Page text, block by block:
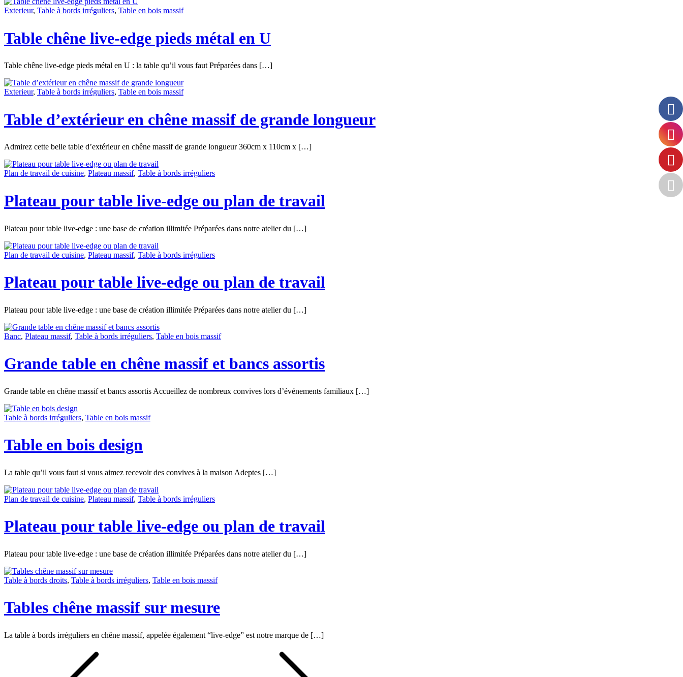
Exterieur, Table à bords irréguliers, Table en bois massif
Table chêne live-edge pieds métal en U
Table chêne live-edge pieds métal en U : la table qu’il vous faut Préparées dans […]
Exterieur, Table à bords irréguliers, Table en bois massif
Table d’extérieur en chêne massif de grande longueur
Admirez cette belle table d’extérieur en chêne massif de grande longueur 360cm x 110cm x […]
Plan de travail de cuisine, Plateau massif, Table à bords irréguliers
Plateau pour table live-edge ou plan de travail
Plateau pour table live-edge : une base de création illimitée Préparées dans notre atelier du […]
Plan de travail de cuisine, Plateau massif, Table à bords irréguliers
Plateau pour table live-edge ou plan de travail
Plateau pour table live-edge : une base de création illimitée Préparées dans notre atelier du […]
Banc, Plateau massif, Table à bords irréguliers, Table en bois massif
Grande table en chêne massif et bancs assortis
Grande table en chêne massif et bancs assortis Accueillez de nombreux convives lors d’événements familiaux […]
Table à bords irréguliers, Table en bois massif
Table en bois design
La table qu’il vous faut si vous aimez recevoir des convives à la maison Adeptes […]
Plan de travail de cuisine, Plateau massif, Table à bords irréguliers
Plateau pour table live-edge ou plan de travail
Plateau pour table live-edge : une base de création illimitée Préparées dans notre atelier du […]
Table à bords droits, Table à bords irréguliers, Table en bois massif
Tables chêne massif sur mesure
La table à bords irréguliers en chêne massif, appelée également “live-edge” est notre marque de […]